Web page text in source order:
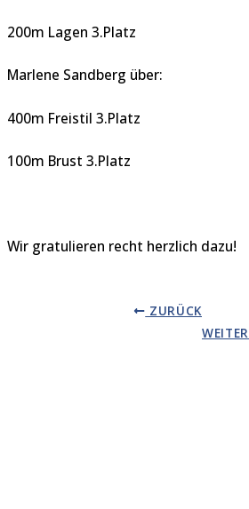
200m Lagen 3.Platz
Marlene Sandberg über:
400m Freistil 3.Platz
100m Brust 3.Platz
Wir gratulieren recht herzlich dazu!
ZURÜCK
WEITER